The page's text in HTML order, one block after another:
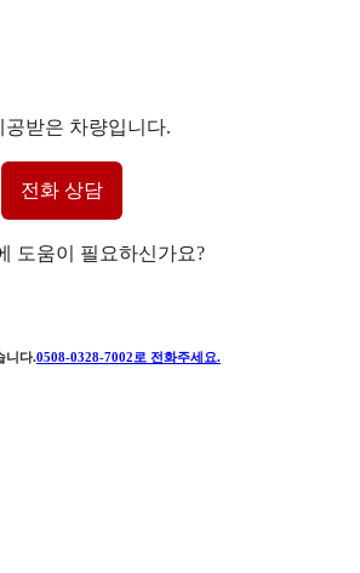
받은 차량입니다.
전화 상담
도움이 필요하신가요?
니다.0508-0328-7002 로 전화주세요.